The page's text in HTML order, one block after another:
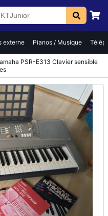
externe Pianos / Musique
PSR-E313 Clavier sensible